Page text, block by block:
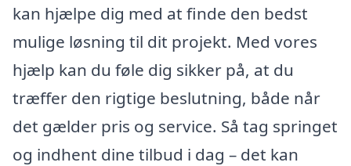
kan hjælpe dig med at finde den bedst
mulige løsning til dit projekt. Med vores
hjælp kan du føle dig sikker på, at du
træffer den rigtige beslutning, både når
det gælder pris og service. Så tag springet
og indhent dine tilbud i dag – det kan